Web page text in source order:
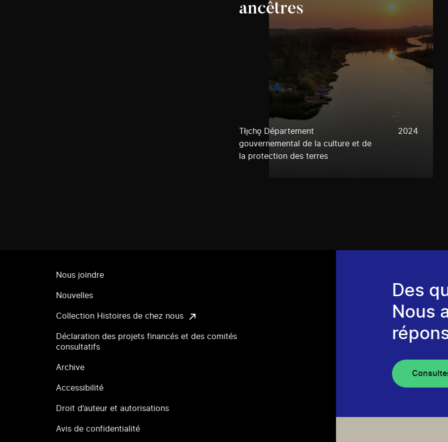
ancêtres
Tłı̨chǫ Département
gouvernemental de la culture et de
la protection des terres
2024
Nous joindre
Nouvelles
Collection Histoires de chez nous
Déclaration des projets financés et des comités
consultatifs
Archive
Accessibilité
Droit d’auteur et autorisations
Avis de confidentialité
Des
Nous